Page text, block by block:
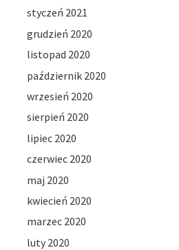
styczeń 2021
grudzień 2020
listopad 2020
październik 2020
wrzesień 2020
sierpień 2020
lipiec 2020
czerwiec 2020
maj 2020
kwiecień 2020
marzec 2020
luty 2020